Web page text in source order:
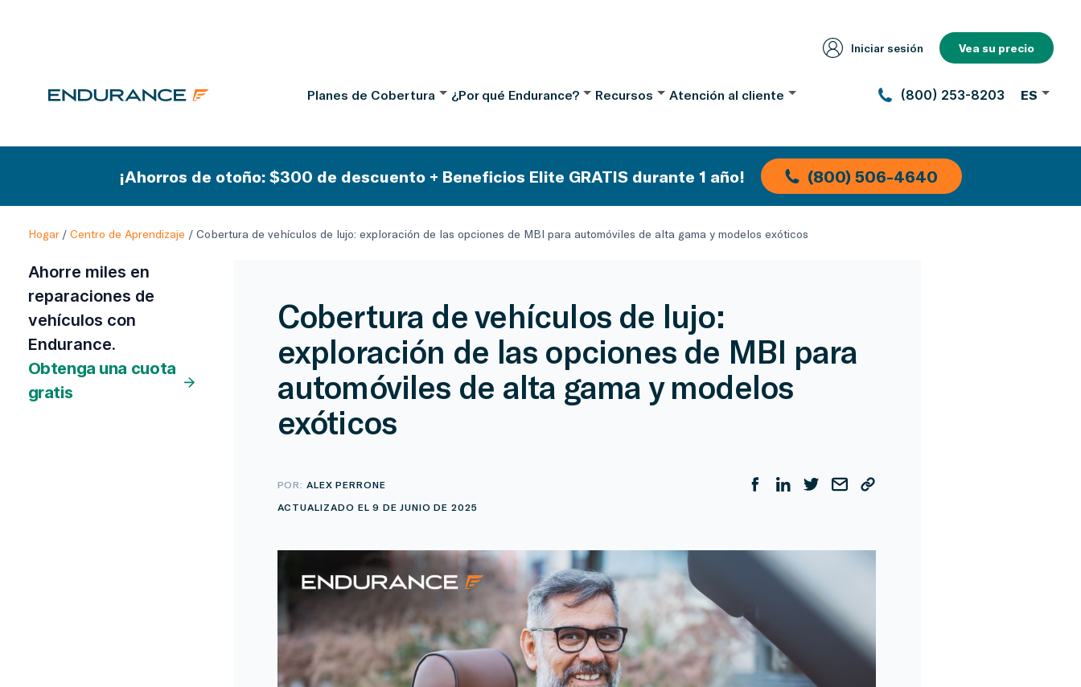
Iniciar sesión Vea su precio
Planes de Cobertura ¿Por qué Endurance? Recursos Atención al cliente (800) 253-8203 ES
¡Ahorros de otoño: $300 de descuento + Beneficios Elite GRATIS durante 1 año! (800) 506-4640
Hogar/ Centro de Aprendizaje / Cobertura de vehículos de lujo: exploración de las opciones de MBI para automóviles de alta gama y modelos exóticos
Ahorre miles en
reparaciones de
vehículos con
Endurance.
Obtenga una cuota
gratis
Cobertura de vehículos de lujo:
exploración de las opciones de MBI para
automóviles de alta gama y modelos
exóticos
POR:ALEX PERRONE
ACTUALIZADO EL 9 DE JUNIO DE 2025